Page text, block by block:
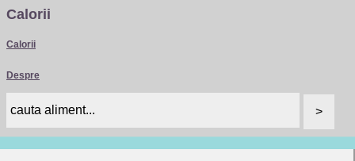
Calorii
Calorii
Despre